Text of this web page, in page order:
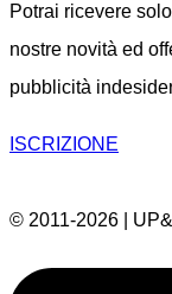
Potrai ricevere
nostre novità ed
pubblicità
ISCRIZIONE
© 2011-2026 |